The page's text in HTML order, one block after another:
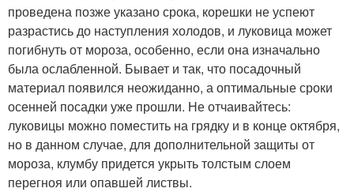
проведена позже указано срока, корешки не успеют
разрастись до наступления холодов, и луковица может
погибнуть от мороза, особенно, если она изначально
была ослабленной. Бывает и так, что посадочный
материал появился неожиданно, а оптимальные сроки
осенней посадки уже прошли. Не отчаивайтесь:
луковицы можно поместить на грядку и в конце октября,
но в данном случае, для дополнительной защиты от
мороза, клумбу придется укрыть толстым слоем
перегноя или опавшей листвы.